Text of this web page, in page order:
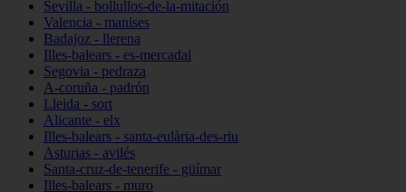
Sevilla - bollullos-de-la-mitación
Valencia - manises
Badajoz - llerena
Illes-balears - es-mercadal
Segovia - pedraza
A-coruña - padrón
Lleida - sort
Alicante - elx
Illes-balears - santa-eulària-des-riu
Asturias - avilés
Santa-cruz-de-tenerife - güímar
Illes-balears - muro